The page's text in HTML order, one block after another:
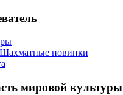
новинки
мировой культуры